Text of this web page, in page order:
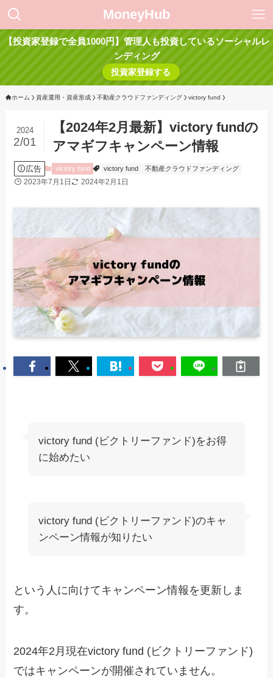
MoneyHub
【投資家登録で全員1000円】管理人も投資しているソーシャルレ
ンディング
投資家登録する
ホーム 資産運用・資産形成 不動産クラウドファンディング victory fund
【2024年2月最新】victory fundの
アマギフキャンペーン情報
2024
2/01
広告 victory fund victory fund 不動産クラウドファンディング
2023年7月1日 2024年2月1日
victory fund (ビクトリーファンド)をお得
に始めたい
victory fund (ビクトリーファンド)のキャ
ンペーン情報が知りたい
という人に向けてキャンペーン情報を更新しま
す。
2024年2月現在victory fund (ビクトリーファンド)
ではキャンペーンが開催されていません。